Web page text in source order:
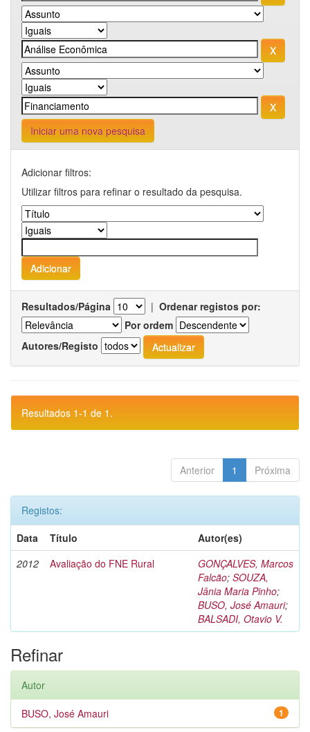
Iniciar uma nova pesquisa
Adicionar filtros:
Utilizar filtros para refinar o resultado da pesquisa.
Resultados/Página | Ordenar registos por:
Por ordem
Autores/Registo
Resultados 1-1 de 1.
Anterior 1 Próxima
Registos:
Data
Título
Autor(es)
2012
Avaliação do FNE Rural
GONÇALVES, Marcos
Falcão; SOUZA,
Jânia Maria Pinho;
BUSO, José Amauri;
BALSADI, Otavio V.
Refinar
Autor
1
BUSO, José Amauri